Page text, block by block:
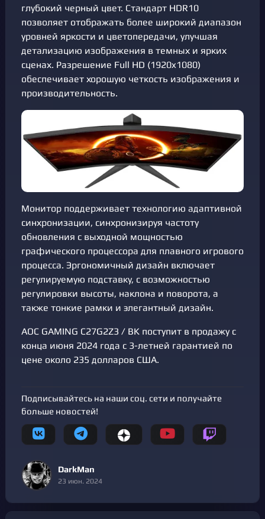
глубокий черный цвет. Стандарт HDR10
позволяет отображать более широкий диапазон
уровней яркости и цветопередачи, улучшая
детализацию изображения в темных и ярких
сценах. Разрешение Full HD (1920x1080)
обеспечивает хорошую четкость изображения и
производительность.
Монитор поддерживает технологию адаптивной
синхронизации, синхронизируя частоту
обновления с выходной мощностью
графического процессора для плавного игрового
процесса. Эргономичный дизайн включает
регулируемую подставку, с возможностью
регулировки высоты, наклона и поворота, а
также тонкие рамки и элегантный дизайн.
AOC GAMING C27G2Z3 / BK поступит в продажу с
конца июня 2024 года с 3-летней гарантией по
цене около 235 долларов США.
Подписывайтесь на наши соц. сети и получайте
больше новостей!
DarkMan
23 июн. 2024